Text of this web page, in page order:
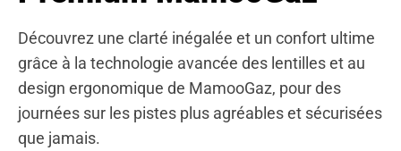
Découvrez une clarté inégalée et un confort ultime
grâce à la technologie avancée des lentilles et au
design ergonomique de MamooGaz, pour des
journées sur les pistes plus agréables et sécurisées
que jamais.